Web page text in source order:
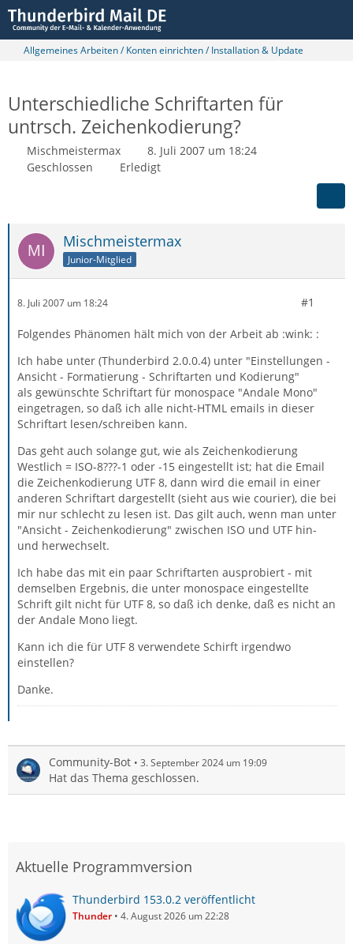
Allgemeines Arbeiten / Konten einrichten / Installation & Update
Unterschiedliche Schriftarten für
untrsch. Zeichenkodierung?
Mischmeistermax
8. Juli 2007 um 18:24
Geschlossen
Erledigt
Mischmeistermax
Junior-Mitglied
8. Juli 2007 um 18:24 #1
Folgendes Phänomen hält mich von der Arbeit ab :wink: :
Ich habe unter (Thunderbird 2.0.0.4) unter "Einstellungen -
Ansicht - Formatierung - Schriftarten und Kodierung"
als gewünschte Schriftart für monospace "Andale Mono"
eingetragen, so daß ich alle nicht-HTML emails in dieser
Schriftart lesen/schreiben kann.
Das geht auch solange gut, wie als Zeichenkodierung
Westlich = ISO-8???-1 oder -15 eingestellt ist; hat die Email
die Zeichenkodierung UTF 8, dann wird die email in einer
anderen Schriftart dargestellt (sieht aus wie courier), die bei
mir nur schlecht zu lesen ist. Das gilt auch, wenn man unter
"Ansicht - Zeichenkodierung" zwischen ISO und UTF hin-
und herwechselt.
Ich habe das mit ein paar Schriftarten ausprobiert - mit
demselben Ergebnis, die unter monospace eingestellte
Schrift gilt nicht für UTF 8, so daß ich denke, daß es nicht an
der Andale Mono liegt.
Kann ich die für UTF 8 verwendete Schirft irgendwo
einstellen?
Danke.
Community-Bot 3. September 2024 um 19:09
Hat das Thema geschlossen.
Aktuelle Programmversion
Thunderbird 153.0.2 veröffentlicht
Thunder 4. August 2026 um 22:28